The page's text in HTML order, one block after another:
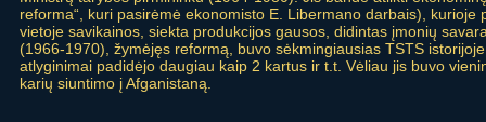
reforma“, kuri pasirėmė ekonomisto E. Libermano darbais), kurioje
vietoje savikainos, siekta produkcijos gausos, didintas įmonių
(1966-1970), žymėjęs reformą, buvo sėkmingiausias TSTS
atlyginimai padidėjo daugiau kaip 2 kartus ir t.t. Vėliau jis buvo
karių siuntimo į Afganistaną.